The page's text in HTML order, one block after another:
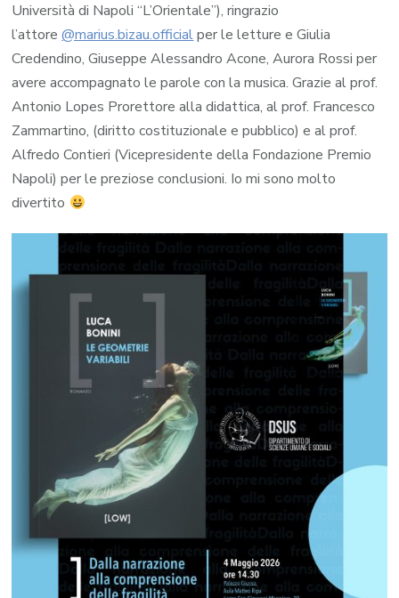
Università di Napoli “L’Orientale”), ringrazio
l’attore@marius.bizau.officialper le letture e Giulia
Credendino, Giuseppe Alessandro Acone, Aurora Rossi per
avere accompagnato le parole con la musica. Grazie al prof.
Antonio Lopes Prorettore alla didattica, al prof. Francesco
Zammartino, (diritto costituzionale e pubblico) e al prof.
Alfredo Contieri (Vicepresidente della Fondazione Premio
Napoli) per le preziose conclusioni. Io mi sono molto
divertito